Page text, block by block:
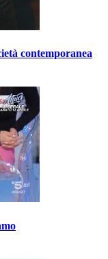
contemporanea